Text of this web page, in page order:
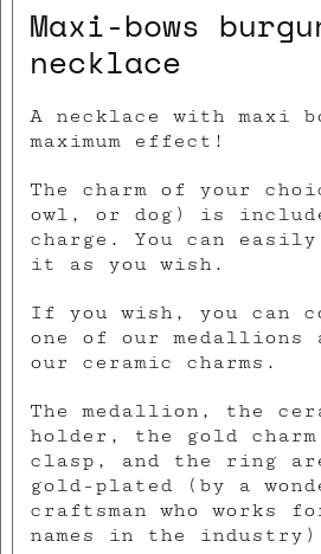
Maxi-bows
necklace
A necklace with maxi
maximum effect!
The charm of your
owl, or dog) is
charge. You can easily
it as you wish.
If you wish, you can
one of our medallions
our ceramic charms.
The medallion, the
holder, the gold
clasp, and the ring
gold-plated (by a
craftsman who works
names in the